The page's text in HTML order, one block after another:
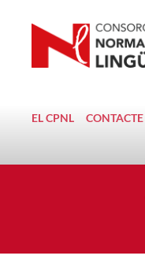
EL CPNL CONTACTE